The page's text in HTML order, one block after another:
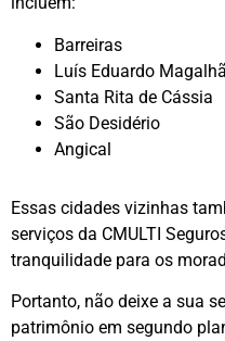
Barreiras
Luís Eduardo
Santa Rita de Cássia
São Desidério
Angical
Essas cidades vizinhas
serviços da CMULTI
tranquilidade para os
Portanto, não deixe a sua
patrimônio em segundo